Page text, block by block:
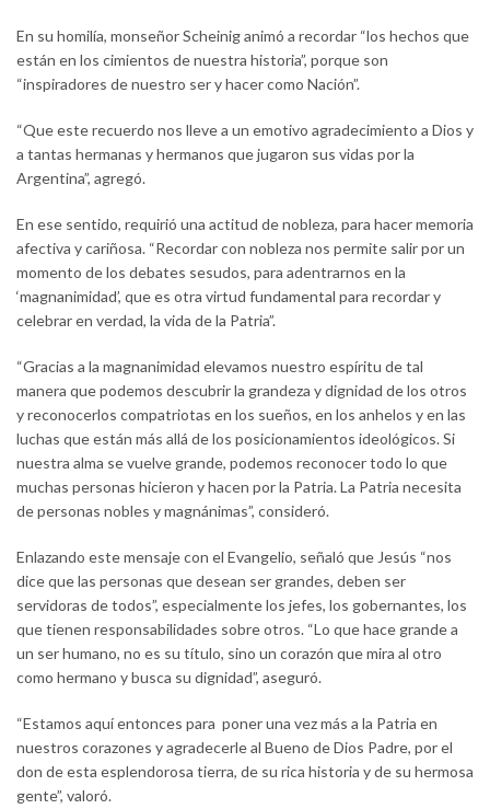
En su homilía, monseñor Scheinig animó a recordar “los hechos que
están en los cimientos de nuestra historia”, porque son
“inspiradores de nuestro ser y hacer como Nación”.
“Que este recuerdo nos lleve a un emotivo agradecimiento a Dios y
a tantas hermanas y hermanos que jugaron sus vidas por la
Argentina”, agregó.
En ese sentido, requirió una actitud de nobleza, para hacer memoria
afectiva y cariñosa. “Recordar con nobleza nos permite salir por un
momento de los debates sesudos, para adentrarnos en la
‘magnanimidad’, que es otra virtud fundamental para recordar y
celebrar en verdad, la vida de la Patria”.
“Gracias a la magnanimidad elevamos nuestro espíritu de tal
manera que podemos descubrir la grandeza y dignidad de los otros
y reconocerlos compatriotas en los sueños, en los anhelos y en las
luchas que están más allá de los posicionamientos ideológicos. Si
nuestra alma se vuelve grande, podemos reconocer todo lo que
muchas personas hicieron y hacen por la Patria. La Patria necesita
de personas nobles y magnánimas”, consideró.
Enlazando este mensaje con el Evangelio, señaló que Jesús “nos
dice que las personas que desean ser grandes, deben ser
servidoras de todos”, especialmente los jefes, los gobernantes, los
que tienen responsabilidades sobre otros. “Lo que hace grande a
un ser humano, no es su título, sino un corazón que mira al otro
como hermano y busca su dignidad”, aseguró.
“Estamos aquí entonces para poner una vez más a la Patria en
nuestros corazones y agradecerle al Bueno de Dios Padre, por el
don de esta esplendorosa tierra, de su rica historia y de su hermosa
gente”, valoró.